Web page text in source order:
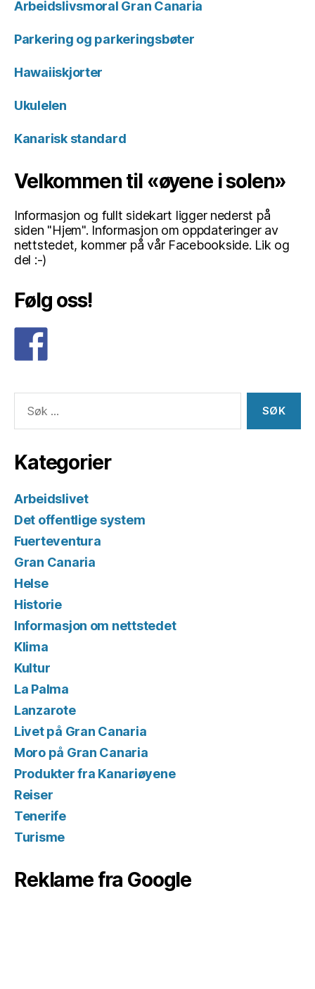
Arbeidslivsmoral Gran Canaria
Parkering og parkeringsbøter
Hawaiiskjorter
Ukulelen
Kanarisk standard
Velkommen til «øyene i solen»
Informasjon og fullt sidekart ligger nederst på
siden "Hjem". Informasjon om oppdateringer av
nettstedet, kommer på vår Facebookside. Lik og
del :-)
Følg oss!
etter:
Kategorier
Arbeidslivet
Det offentlige system
Fuerteventura
Gran Canaria
Helse
Historie
Informasjon om nettstedet
Klima
Kultur
La Palma
Lanzarote
Livet på Gran Canaria
Moro på Gran Canaria
Produkter fra Kanariøyene
Reiser
Tenerife
Turisme
Reklame fra Google